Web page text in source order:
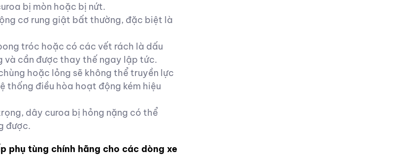
bị mòn hoặc bị nứt.
cơ rung giật bất thường, đặc biệt là
tróc hoặc có các vết rách là dấu
và cần được thay thế ngay lập tức.
hoặc lỏng sẽ không thể truyền lực
thống điều hòa hoạt động kém hiệu
dây curoa bị hỏng nặng có thể
được.
phụ tùng chính hãng cho các dòng xe